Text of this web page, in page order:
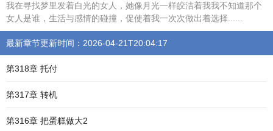
我在寻找梦里发着白光的女人，她像月光一样皎洁着我我不知道那个
女人是谁，生活与感情的碰撞，促使着我一次次做出着选择......
最新章节更新时间：2026-04-21T20:04:17
第318章 托付
第317章 转机
第316章 把蛋糕做大2